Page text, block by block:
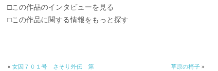
□この作品のインタビューを見る
□この作品に関する情報をもっと探す
« 女囚７０１号 さそり外伝 第
草原の椅子»